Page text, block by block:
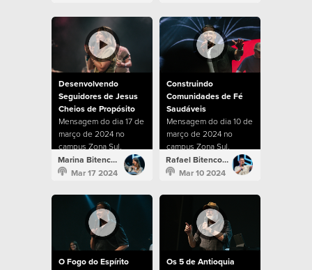
Desenvolvendo
Seguidores de Jesus
Cheios de Propósito
Mensagem do dia 17 de
março de 2024 no
campus Zona Sul.
Marina Bitencourt
Mar 17 2024
Construindo
Comunidades de Fé
Saudáveis
Mensagem do dia 10 de
março de 2024 no
campus Zona Sul.
Rafael Bitencourt
Mar 10 2024
O Fogo do Espírito
Os 5 de Antioquia